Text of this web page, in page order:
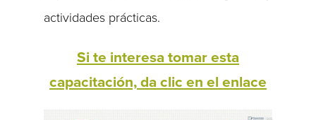
actividades prácticas.
Si te interesa tomar esta
capacitación, da clic en el enlace